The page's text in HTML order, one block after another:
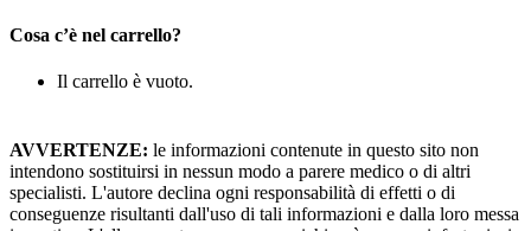
Cosa c’è nel carrello?
Il carrello è vuoto.
AVVERTENZE: le informazioni contenute in questo sito non
intendono sostituirsi in nessun modo a parere medico o di altri
specialisti. L'autore declina ogni responsabilità di effetti o di
conseguenze risultanti dall'uso di tali informazioni e dalla loro messa